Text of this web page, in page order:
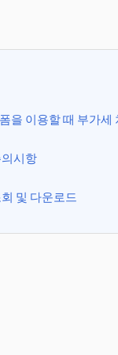
을 이용할 때 부가세
시항
및 다운로드